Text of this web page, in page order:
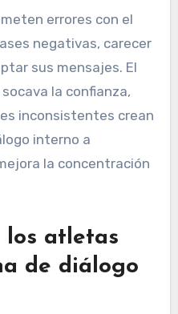
errores con el
negativas, carecer
sus mensajes. El
la confianza,
inconsistentes crean
interno a
la concentración
los atletas
de diálogo